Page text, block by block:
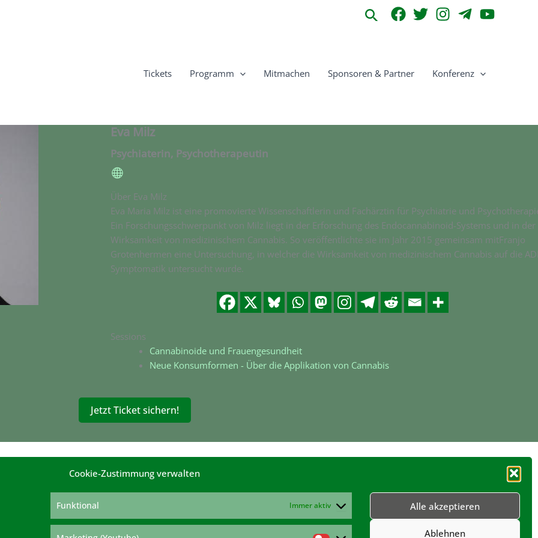
Cookie-Zustimmung verwalten
Funktional Immer aktiv Alle akzeptieren
Ablehnen
Suchen
Tickets Programm Mitmachen Sponsoren & Partner Konferenz
Eva Milz
Psychiaterin, Psychotherapeutin
Über Eva Milz
Eva Maria Milz ist eine promovierte Wissenschaftlerin und Fachärztin für Psychiatrie und
Ein Forschungsschwerpunkt von Milz liegt in der Erforschung des Endocannabinoid-Systems und in der
Wirksamkeit von medizinischem Cannabis. So veröffentlichte sie im Jahr 2015 gemeinsam mitFranjo
Grotenhermen eine Untersuchung, in welcher die Wirksamkeit von medizinischem Cannabis auf die
Symptomatik untersucht wurde.
Sessions
Cannabinoide und Frauengesundheit
Neue Konsumformen - Über die Applikation von Cannabis
Jetzt Ticket sichern!